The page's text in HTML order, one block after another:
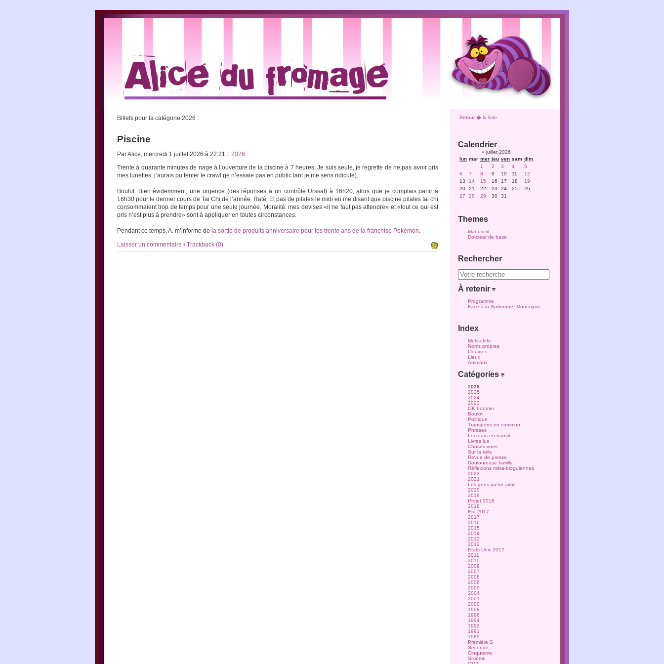
Billets pour la catégorie 2026 :
Piscine
Par Alice, mercredi 1 juillet 2026 à 22:21 :: 2026
Trente à quarante minutes de nage à l’ouverture de la piscine à 7 heures. Je suis seule, je regrette de ne pas avoir pris
mes lunettes, j’aurais pu tenter le crawl (je n’essaie pas en public tant je me sens ridicule).
Boulot. Bien évidemment, une urgence (des réponses à un contrôle Urssaf) à 16h20, alors que je comptais partir à
16h30 pour le dernier cours de Tai Chi de l’année. Raté. Et pas de pilates le midi en me disant que piscine pilates tai chi
consommaient trop de temps pour une seule journée. Moralité: mes devises «il ne faut pas attendre» et «tout ce qui est
pris n’est plus à prendre» sont à appliquer en toutes circonstances.
Pendant ce temps, A. m’informe de la sortie de produits anniversaire pour les trente ans de la franchise Pokémon.
Laisser un commentaire • Trackback (0)
Retour � la liste
Calendrier
« juillet 2026
lun mar mer jeu ven sam dim
1
2 3 4
5
6
7 8 9 10 11
12
13
14 15 16 17 18
19
20
21 22 23 24 25
26
27
28 29 30 31
Themes
Manuscrit
Dotclear de base
Rechercher
À retenir
Programme
Face à la Sorbonne, Montaigne
Index
Mots-clefs
Noms propres
Oeuvres
Lieux
Animaux
Catégories
2026
2025
2024
2023
OK boomer
Boulot
Politique
Transports en commun
Phrases
Lecteurs en transit
Livres lus
Choses vues
Sur la toile
Revue de presse
Douloureuse famille
Réflexions méta-bloguiennes
2022
2021
Les gens qu'on aime
2020
2019
Projet 2018
2018
Eté 2017
2017
2016
2015
2014
2013
2012
Etats-Unis 2012
2011
2010
2009
2007
2008
2006
2005
2004
2001
2000
1998
1996
1994
1992
1991
1989
Première S
Seconde
Cinquième
Sixième